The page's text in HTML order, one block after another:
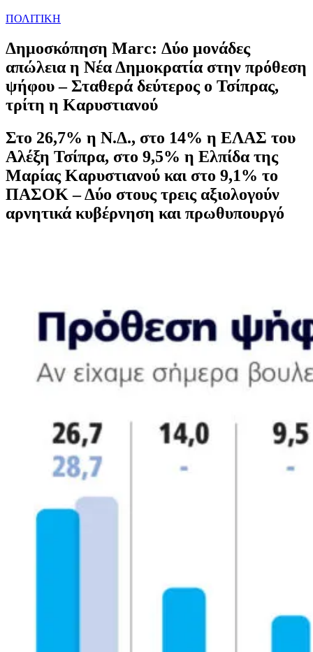
ΠΟΛΙΤΙΚΗ
Δημοσκόπηση Marc: Δύο μονάδες
απώλεια η Νέα Δημοκρατία στην πρόθεση
ψήφου – Σταθερά δεύτερος ο Τσίπρας,
τρίτη η Καρυστιανού
Στο 26,7% η Ν.Δ., στο 14% η ΕΛΑΣ του
Αλέξη Τσίπρα, στο 9,5% η Ελπίδα της
Μαρίας Καρυστιανού και στο 9,1% το
ΠΑΣΟΚ – Δύο στους τρεις αξιολογούν
αρνητικά κυβέρνηση και πρωθυπουργό